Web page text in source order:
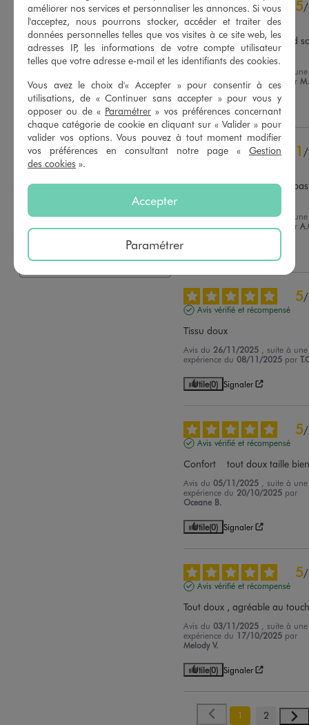
/5
contrôle
Voir tous les avis sur ce site
5étoiles
8
4étoiles
0
3étoiles
0
2étoiles
1étoile 2
Trier les avis
5/
Avis vérifié et récompensé
Taille bien sauf que les pied
glissant
, suite à une
23/12/2025 par
Utile Signaler
1 /
Je l’ai renvoyé car ce n’est
Avis du07/12/2025 , suite à une
expérience du18/11/2025 par
5/
Avis vérifié et récompensé
Tissu doux
Avis du 26/11/2025
, suite à une
expérience du08/11/2025 par
Utile(0) Signaler
5/
Avis vérifié et récompensé
Confort    tout doux taille
Avis du05/11/2025
, suite à une
expérience du 20/10/2025 par
Oceane B.
Utile(0) Signaler
5/
Avis vérifié et récompensé
Tout doux , agréable au
Avis du03/11/2025
, suite à une
expérience du 17/10/2025 par
Melody V.
Utile(0) Signaler
1 2
améliorer nos services et personnaliser les annonces. Si vous
l'acceptez, nous pourrons stocker, accéder et traiter des
données personnelles telles que vos visites à ce site web, les
adresses IP, les informations de votre compte utilisateur
telles que votre adresse e-mail et les identifiants des cookies.
Vous avez le choix d'« Accepter » pour consentir à ces
utilisations, de « Continuer sans accepter » pour vous y
opposer ou de « Paramétrer » vos préférences concernant
chaque catégorie de cookie en cliquant sur « Valider » pour
valider vos options. Vous pouvez à tout moment modifier
vos préférences en consultant notre page « Gestion
des cookies ».
Accepter
Paramétrer